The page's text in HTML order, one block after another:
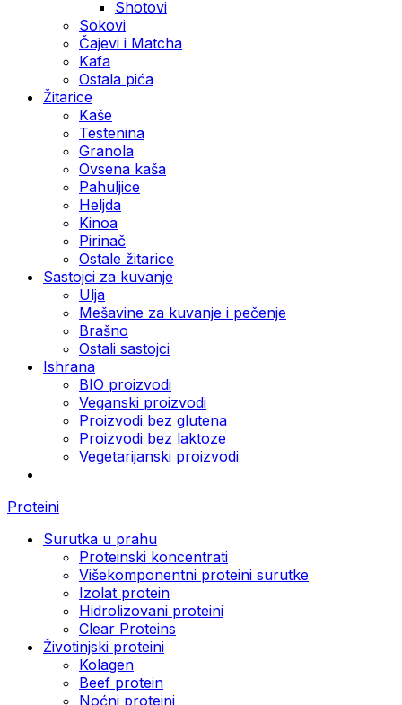
Shotovi
Sokovi
Čajevi i Matcha
Kafa
Ostala pića
Žitarice
Kaše
Testenina
Granola
Ovsena kaša
Pahuljice
Heljda
Kinoa
Pirinač
Ostale žitarice
Sastojci za kuvanje
Ulja
Mešavine za kuvanje i pečenje
Brašno
Ostali sastojci
Ishrana
BIO proizvodi
Veganski proizvodi
Proizvodi bez glutena
Proizvodi bez laktoze
Vegetarijanski proizvodi
Proteini
Surutka u prahu
Proteinski koncentrati
Višekomponentni proteini surutke
Izolat protein
Hidrolizovani proteini
Clear Proteins
Životinjski proteini
Kolagen
Beef protein
Noćni proteini